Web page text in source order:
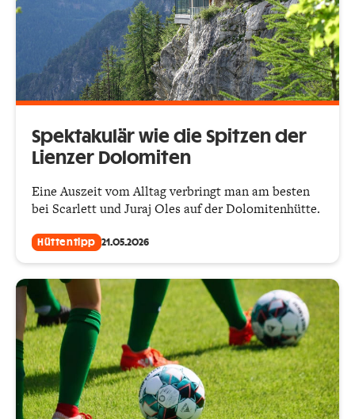
Spektakulär wie die Spitzen der
Lienzer Dolomiten
Eine Auszeit vom Alltag verbringt man am besten
bei Scarlett und Juraj Oles auf der Dolomitenhütte.
Hüttentipp 21.05.2026